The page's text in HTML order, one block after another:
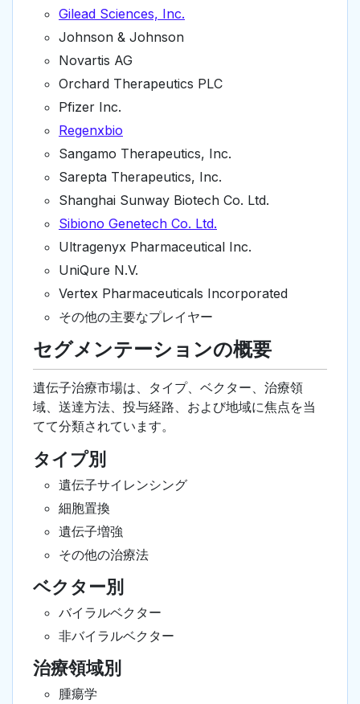
Gilead Sciences, Inc.
Johnson & Johnson
Novartis AG
Orchard Therapeutics PLC
Pfizer Inc.
Regenxbio
Sangamo Therapeutics, Inc.
Sarepta Therapeutics, Inc.
Shanghai Sunway Biotech Co. Ltd.
Sibiono Genetech Co. Ltd.
Ultragenyx Pharmaceutical Inc.
UniQure N.V.
Vertex Pharmaceuticals Incorporated
その他の主要なプレイヤー
セグメンテーションの概要
遺伝子治療市場は、タイプ、ベクター、治療領
域、送達方法、投与経路、および地域に焦点を当
てて分類されています。
タイプ別
遺伝子サイレンシング
細胞置換
遺伝子増強
その他の治療法
ベクター別
バイラルベクター
非バイラルベクター
治療領域別
腫瘍学